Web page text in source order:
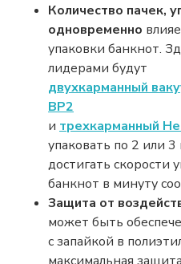
Количество пачек,
одновременно
упаковки банкнот.
лидерами будут
двухкарманный
BP2
и трехкарманный
упаковать по 2 или
достигать скорости
банкнот в минуту
Защита от
может быть
с запайкой в
максимальная